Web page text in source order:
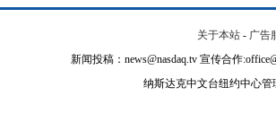
关于本站 - 广告
新闻投稿：news@nasdaq.tv 宣传合作
纳斯达克中文台纽约中心管